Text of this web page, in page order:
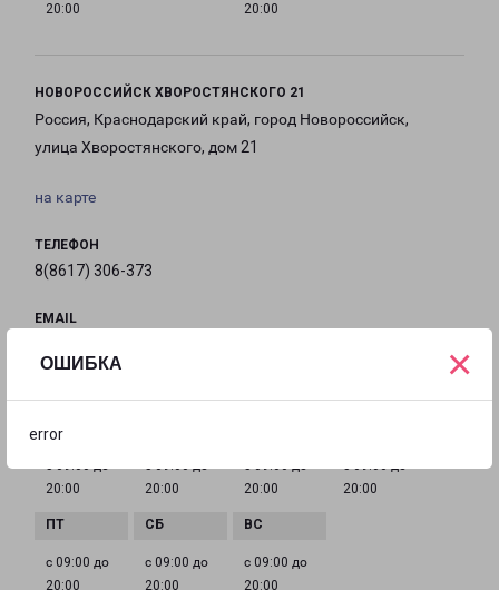
ОШИБКА
error
×
20:00
20:00
НОВОРОССИЙСК ХВОРОСТЯНСКОГО 21
Россия, Краснодарский край, город Новороссийск,
улица Хворостянского, дом 21
на карте
ТЕЛЕФОН
8(8617) 306-373
EMAIL
с 09:00 до
20:00
с 09:00 до
20:00
с 09:00 до
20:00
с 09:00 до
20:00
с 09:00 до
20:00
с 09:00 до
20:00
с 09:00 до
20:00